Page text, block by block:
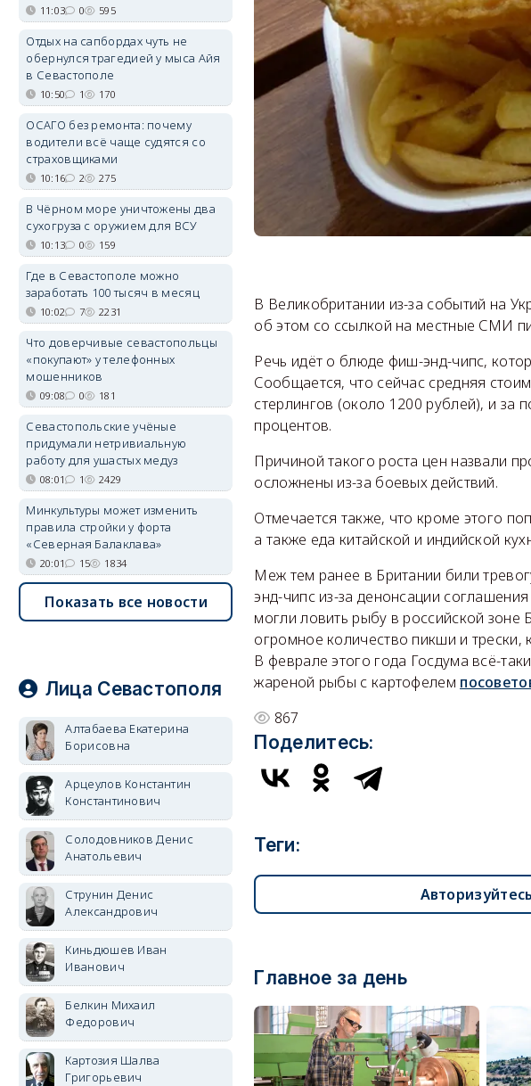
В Великобритании из-за событий на
об этом со ссылкой на местные СМИ
Речь идёт о блюде фиш-энд-чипс,
Сообщается, что сейчас средняя
стерлингов (около 1200 рублей), и за
процентов.
Причиной такого роста цен назвали
осложнены из-за боевых действий.
Отмечается также, что кроме этого
а также еда китайской и индийской
Меж тем ранее в Британии били
энд-чипс из-за денонсации
могли ловить рыбу в российской
огромное количество пикши и
В феврале этого года Госдума всё-
жареной рыбы с картофелем
867
Поделитесь:
Теги:
Главное за день
11:03 0 595
Отдых на сапбордах чуть не
обернулся трагедией у мыса Айя
в Севастополе
10:50 1 170
ОСАГО без ремонта: почему
водители всё чаще судятся со
страховщиками
10:16 2 275
В Чёрном море уничтожены два
сухогруза с оружием для ВСУ
10:13 0 159
Где в Севастополе можно
заработать 100 тысяч в месяц
10:02 7 2231
Что доверчивые севастопольцы
«покупают» у телефонных
мошенников
09:08 0 181
Севастопольские учёные
придумали нетривиальную
работу для ушастых медуз
08:01 1 2429
Минкультуры может изменить
правила стройки у форта
«Северная Балаклава»
20:01 15 1834
Показать все новости
Лица Севастополя
Алтабаева Екатерина
Борисовна
Арцеулов Константин
Константинович
Солодовников Денис
Анатольевич
Струнин Денис
Александрович
Киньдюшев Иван
Иванович
Белкин Михаил
Федорович
Картозия Шалва
Григорьевич